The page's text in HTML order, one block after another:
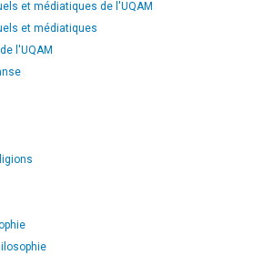
et médiatiques de l'UQAM
et médiatiques
l'UQAM